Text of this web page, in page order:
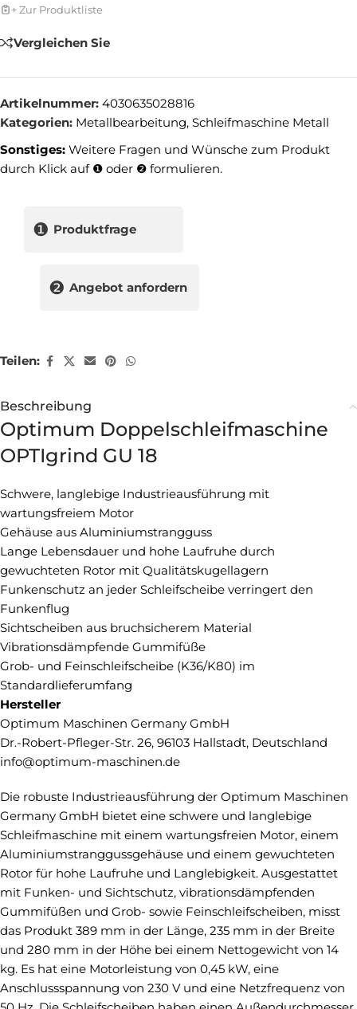
+ Zur Produktliste
Vergleichen Sie
Artikelnummer: 4030635028816
Kategorien: Metallbearbeitung, Schleifmaschine Metall
Sonstiges: Weitere Fragen und Wünsche zum Produkt
durch Klick auf ❶ oder ❷ formulieren.
❶ Produktfrage
❷ Angebot anfordern
Teilen:
Beschreibung
Optimum Doppelschleifmaschine
OPTIgrind GU 18
Schwere, langlebige Industrieausführung mit
wartungsfreiem Motor
Gehäuse aus Aluminiumstrangguss
Lange Lebensdauer und hohe Laufruhe durch
gewuchteten Rotor mit Qualitätskugellagern
Funkenschutz an jeder Schleifscheibe verringert den
Funkenflug
Sichtscheiben aus bruchsicherem Material
Vibrationsdämpfende Gummifüße
Grob- und Feinschleifscheibe (K36/K80) im
Standardlieferumfang
Hersteller
Optimum Maschinen Germany GmbH
Dr.-Robert-Pfleger-Str. 26, 96103 Hallstadt, Deutschland
info@optimum-maschinen.de
Die robuste Industrieausführung der Optimum Maschinen
Germany GmbH bietet eine schwere und langlebige
Schleifmaschine mit einem wartungsfreien Motor, einem
Aluminiumstranggussgehäuse und einem gewuchteten
Rotor für hohe Laufruhe und Langlebigkeit. Ausgestattet
mit Funken- und Sichtschutz, vibrationsdämpfenden
Gummifüßen und Grob- sowie Feinschleifscheiben, misst
das Produkt 389 mm in der Länge, 235 mm in der Breite
und 280 mm in der Höhe bei einem Nettogewicht von 14
kg. Es hat eine Motorleistung von 0,45 kW, eine
Anschlussspannung von 230 V und eine Netzfrequenz von